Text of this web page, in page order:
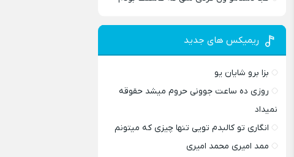
ریمیکس های جدید
بزا برو شایان یو
روزی ده ساعت جوونی حروم میشد حقوقه
نمیداد
انگاری تو کالبدم تویی تنها چیزی که میتونم
ممد امیری محمد امیری